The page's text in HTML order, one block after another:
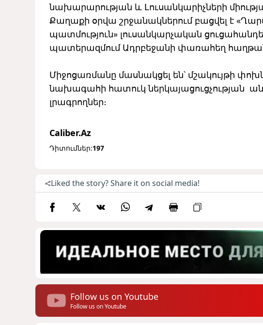
նախարարության և Լուսանկարիչների
Քաղաքի օրվա շրջանակներում բացվել է
պատմություն» լուսանկարչական
պատերազմում Ադրբեջանի փառահեղ
Միջոցառմանը մասնակցել են՝ մշակույթի
նախագահի հատուկ ներկայացուցչության
լրագրողներ։
Caliber.Az
Դիտումներ:197
Liked the story? Share it on social media!
Follow us on Youtube
Follow us on Youtube